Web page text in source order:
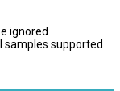
ignored
samples supported